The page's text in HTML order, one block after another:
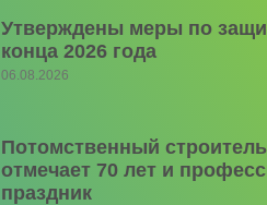
Утверждены меры по
конца 2026 года
06.08.2026
Потомственный
отмечает 70 лет и
праздник